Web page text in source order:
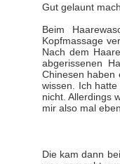
Gut gelaunt
Beim
Kopfmassage
Nach dem
abgerissenen
Chinesen haben
wissen. Ich
nicht. Allerdings
mir also mal
Die kam dann